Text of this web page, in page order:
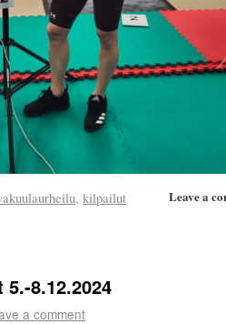
Leave a
,kilpailut
8.12.2024
a comment